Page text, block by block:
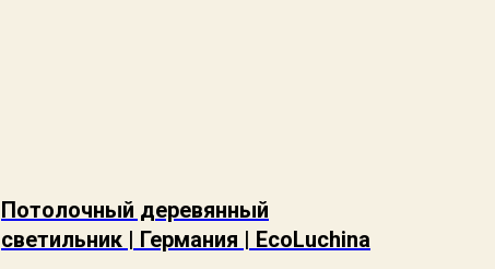
Потолочный деревянный
светильник | Германия | EcoLuchina